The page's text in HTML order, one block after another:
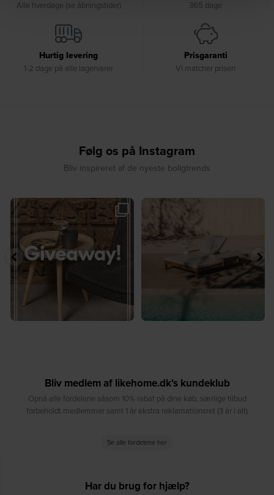
Alle hverdage (se åbningstider) 365 dage
Hurtig levering
1-2 dage på alle lagervarer
Prisgaranti
Vi matcher prisen
Følg os på Instagram
Bliv inspireret af de nyeste boligtrends
🎉 GIVEAWAY 🎉⁠
Vind det stilfulde Sasha...
220 237
☀️ Sommerens favorit til terrassen ☀️⁠
8 0
Bliv medlem af likehome.dk's kundeklub
Opnå alle fordelene såsom 10% rabat på dine køb, særlige tilbud
forbeholdt medlemmer samt 1 år ekstra reklamationsret (3 år i alt)
Se alle fordelene her
Har du brug for hjælp?